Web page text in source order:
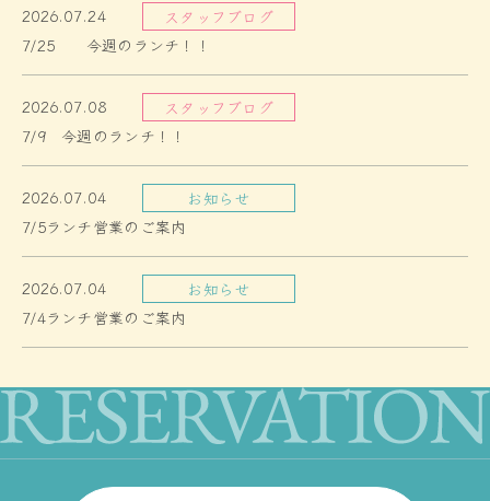
2026.07.24
スタッフブログ
7/25 今週のランチ！！
2026.07.08
スタッフブログ
7/9 今週のランチ！！
2026.07.04
お知らせ
7/5ランチ営業のご案内
2026.07.04
お知らせ
7/4ランチ営業のご案内